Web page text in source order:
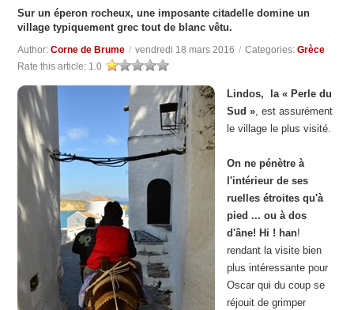
Sur un éperon rocheux, une imposante citadelle domine un
village typiquement grec tout de blanc vêtu.
Author:Corne de Brume / vendredi 18 mars 2016 / Categories:Grèce
Rate this article: 1.0
Lindos, la « Perle du
Sud », est assurément
le village le plus visité.
On ne pénètre à
l'intérieur de ses
ruelles étroites qu'à
pied ... ou à dos
d'âne! Hi ! han!
rendant la visite bien
plus intéressante pour
Oscar qui du coup se
réjouit de grimper